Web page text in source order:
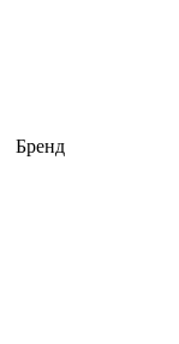
Бренд